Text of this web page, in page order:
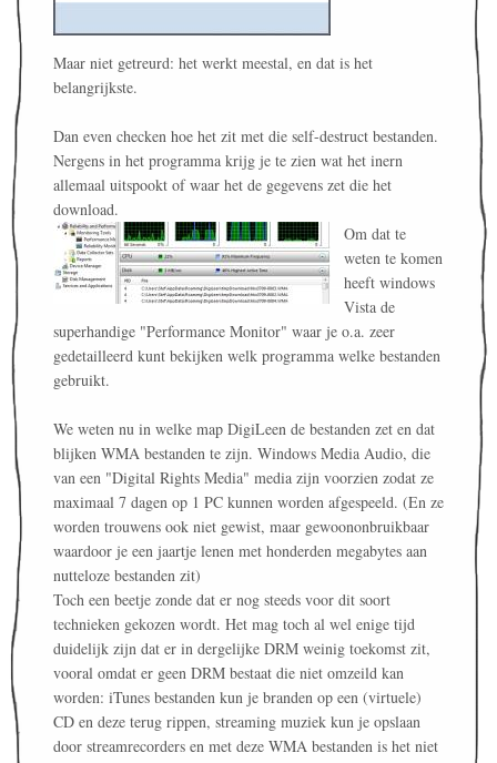
Maar niet getreurd: het werkt meestal, en dat is het
belangrijkste.
Dan even checken hoe het zit met die self-destruct bestanden.
Nergens in het programma krijg je te zien wat het inern
allemaal uitspookt of waar het de gegevens zet die het
download.
Om dat te
weten te komen
heeft windows
Vista de
superhandige "Performance Monitor" waar je o.a. zeer
gedetailleerd kunt bekijken welk programma welke bestanden
gebruikt.
We weten nu in welke map DigiLeen de bestanden zet en dat
blijken WMA bestanden te zijn. Windows Media Audio, die
van een "Digital Rights Media" media zijn voorzien zodat ze
maximaal 7 dagen op 1 PC kunnen worden afgespeeld. (En ze
worden trouwens ook niet gewist, maar gewoononbruikbaar
waardoor je een jaartje lenen met honderden megabytes aan
nutteloze bestanden zit)
Toch een beetje zonde dat er nog steeds voor dit soort
technieken gekozen wordt. Het mag toch al wel enige tijd
duidelijk zijn dat er in dergelijke DRM weinig toekomst zit,
vooral omdat er geen DRM bestaat die niet omzeild kan
worden: iTunes bestanden kun je branden op een (virtuele)
CD en deze terug rippen, streaming muziek kun je opslaan
door streamrecorders en met deze WMA bestanden is het niet